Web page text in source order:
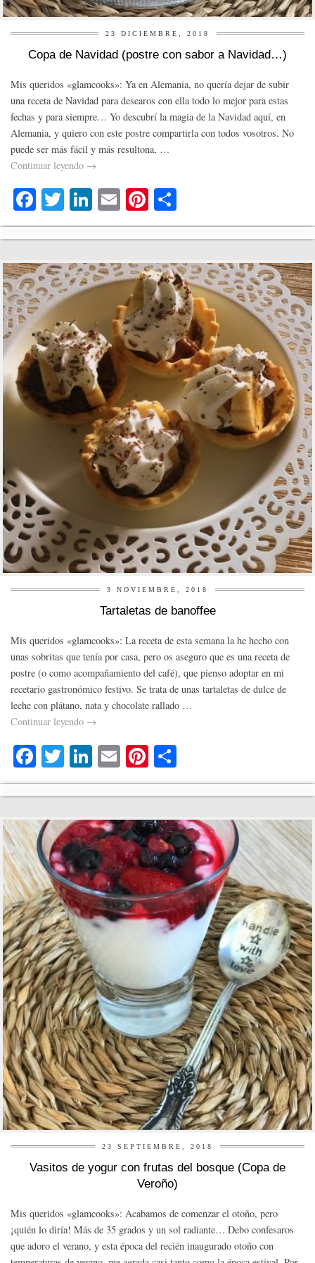
23 DICIEMBRE, 2018
Copa de Navidad (postre con sabor a Navidad…)
Mis queridos «glamcooks»: Ya en Alemania, no quería dejar de subir
una receta de Navidad para desearos con ella todo lo mejor para estas
fechas y para siempre… Yo descubrí la magia de la Navidad aquí, en
Alemania, y quiero con este postre compartirla con todos vosotros. No
puede ser más fácil y más resultona, …
Continuar leyendo →
Fa
ce
bo
ok
T
wi
tte
r
Li
nk
ed
In
E
m
ail
Pi
nt
er
es
t
o
m
pa
rti
r
3 NOVIEMBRE, 2018
Tartaletas de banoffee
Mis queridos «glamcooks»: La receta de esta semana la he hecho con
unas sobritas que tenía por casa, pero os aseguro que es una receta de
postre (o como acompañamiento del café), que pienso adoptar en mi
recetario gastronómico festivo. Se trata de unas tartaletas de dulce de
leche con plátano, nata y chocolate rallado …
Continuar leyendo →
Fa
ce
bo
ok
T
wi
tte
r
Li
nk
ed
In
E
m
ail
Pi
nt
er
es
t
o
m
pa
rti
r
23 SEPTIEMBRE, 2018
Vasitos de yogur con frutas del bosque (Copa de
Veroño)
Mis queridos «glamcooks»: Acabamos de comenzar el otoño, pero
¡quién lo diría! Más de 35 grados y un sol radiante… Debo confesaros
que adoro el verano, y esta época del recién inaugurado otoño con